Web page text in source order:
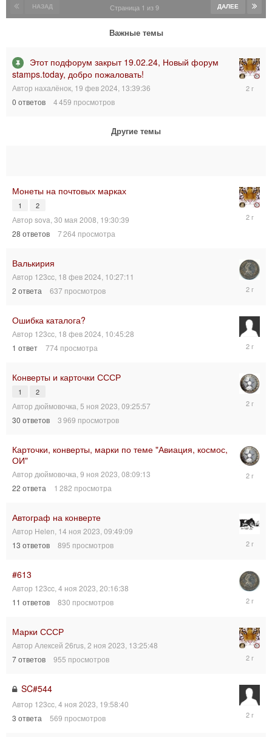
НАЗАД ДАЛЕЕ
Страница 1 из 9
Важные темы
Этот подфорум закрыт 19.02.24, Новый форум
stamps.today, добро пожаловать!
Автор нахалёнок 19 фев 2024, 13:39:36
0 ответов 4 459 просмотров
19
Другие темы
Монеты на почтовых марках
1 2
Автор sova 30 мая 2008, 19:30:39
28 ответов 7 264 просмотра
20
Валькирия
Автор 123cc 18 фев 2024, 10:27:11
2 ответа 637 просмотров
18
23:17:40
Ошибка каталога?
Автор 123cc 18 фев 2024, 10:45:28
1 ответ 774 просмотра
18
10:50:42
Конверты и карточки СССР
1 2
Автор дюймовочка 5 ноя 2023, 09:25:57
30 ответов 3 969 просмотров
19
Карточки, конверты, марки по теме "Авиация, космос,
ОИ"
Автор дюймовочка 9 ноя 2023, 08:09:13
22 ответа 1 282 просмотра
17
Автограф на конверте
Автор Helen 14 ноя 2023, 09:49:09
13 ответов 895 просмотров
15
12:05:33
#613
Автор 123cc 4 ноя 2023, 20:16:38
11 ответов 830 просмотров
21:34:30
Марки СССР
Автор Алексей 26rus 2 ноя 2023, 13:25:48
7ответов 955 просмотров
12:47:33
SC#544
Автор 123cc 4 ноя 2023, 19:58:40
3 ответа 569 просмотров